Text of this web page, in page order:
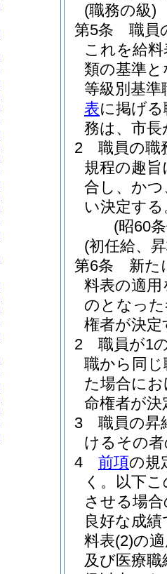
(職務の級)
第5条
職員
これを給
類の基準
等級別基
表に掲げ
務は、市
2
職員の職
規程の趣
合し、か
い決定する
(昭60
(初任給、
第6条
新た
料表の適
のとなっ
権者が決定
2
職員が1
職から同
た場合に
命権者が決
3
職員の昇
けるその
4
前項の規
く。以下
させる場
良好な成
料表(2)の
及び医療職